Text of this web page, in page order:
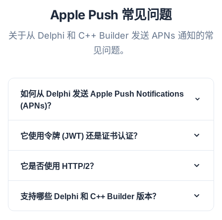
Apple Push 常见问题
关于从 Delphi 和 C++ Builder 发送 APNs 通知的常
见问题。
如何从 Delphi 发送 Apple Push Notifications
(APNs)？
TsgcHTTP_JWT_Client（ES256 令牌生成）配对。
使用您的 APNs 密钥 ID、团队 ID 和.p8私钥配置
JWT 客户端，将其链接到
topic标头，然后将 JSON 负载 POST 到
https://api.push.apple.com/3/device/<token>
它使用令牌 (JWT) 还是证书认证？
TsgcHTTP_JWT_Client
AuthKey_*.p8密钥生成 ES256 JWT 并自动刷新
（Apple 要求在一小时内轮换）。对于旧式证书认证，
它是否使用 HTTP/2？
议的 APNs HTTP/2 API。单个 TLS 连接可通过
HTTP/2 流每分钟多路复用数千条推送，您可以为每次
支持哪些 Delphi 和 C++ Builder 版本？